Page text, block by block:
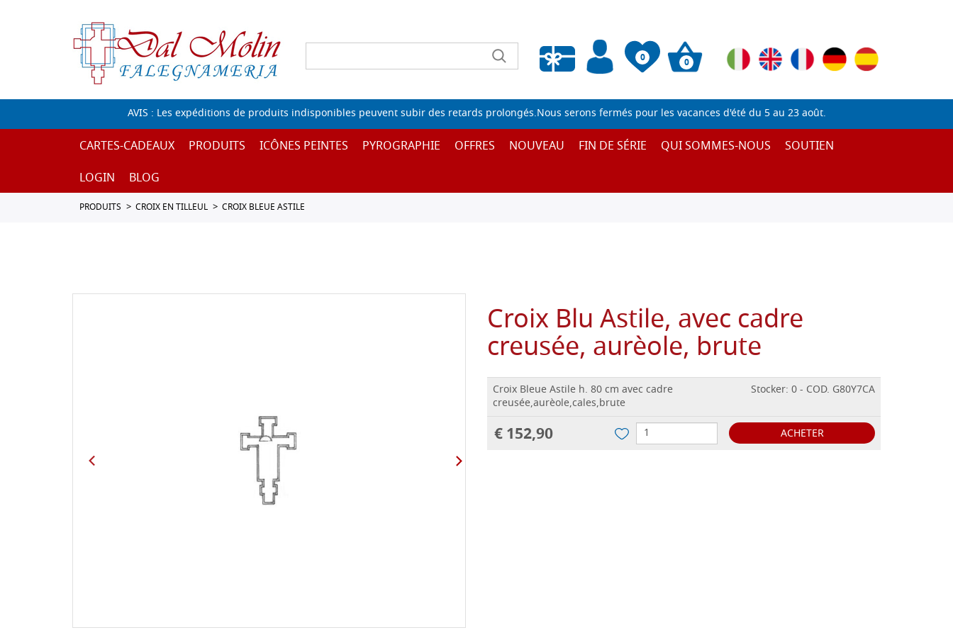
0
Liste de souhaits vide
0
AVIS : Les expéditions de produits indisponibles peuvent subir des retards prolongés.Nous serons fermés pour les vacances d'été du 5 au 23 août.
CARTES-CADEAUX PRODUITS ICÔNES PEINTES PYROGRAPHIE OFFRES NOUVEAU FIN DE SÉRIE QUI SOMMES-NOUS
SOUTIEN
LOGIN
BLOG
PRODUITS CROIX EN TILLEUL CROIX BLEUE ASTILE
Croix Blu Astile, avec cadre
creusée, aurèole, brute
Croix Bleue Astile h. 80 cm avec cadre
creusée,aurèole,cales,brute
Stocker: 0 - COD. G80Y7CA
€ 152,90 ACHETER